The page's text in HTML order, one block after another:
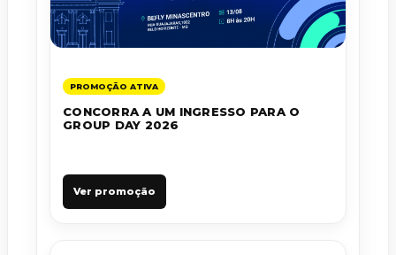
PROMOÇÃO ATIVA
CONCORRA A UM INGRESSO PARA O
GROUP DAY 2026
Ver promoção